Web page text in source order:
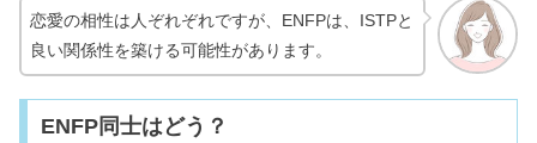
恋愛の相性は人ぞれぞれですが、ENFPは、ISTPと
良い関係性を築ける可能性があります。
ENFP同士はどう？